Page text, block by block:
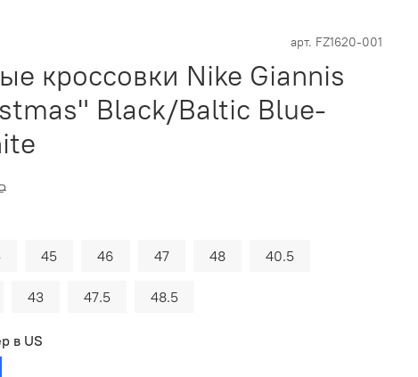
арт. FZ1620-001
кроссовки Nike Giannis
Black/Baltic Blue-
45 46 47 48 40.5
43 47.5 48.5
в US